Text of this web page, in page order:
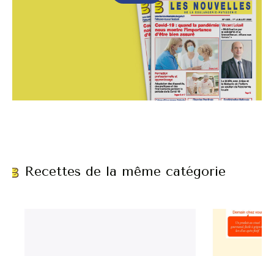
Recettes de la même catégorie